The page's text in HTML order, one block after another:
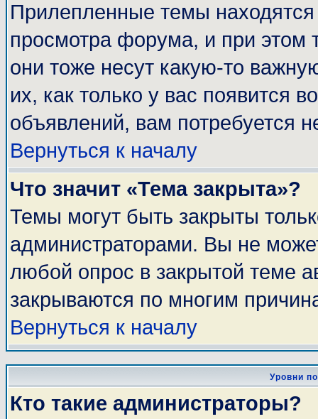
Прилепленные темы
просмотра форума, и при этом
они тоже несут какую-то
их, как только у вас появится
объявлений, вам потребуется
Вернуться к началу
Что значит «Тема закрыта»?
Темы могут быть закрыты
администраторами. Вы не
любой опрос в закрытой теме
закрываются по многим
Вернуться к началу
Уровни
Кто такие администраторы?